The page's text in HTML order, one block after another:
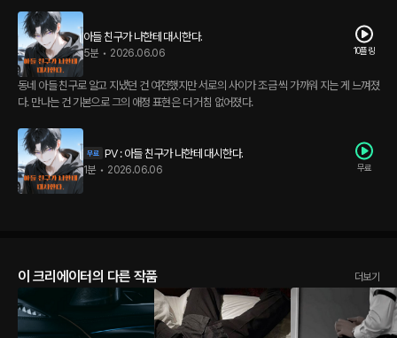
아들 친구가 나한테 대시한다.
5분 • 2026.06.06 10플링
동네 아들 친구로 알고 지냈던 건 여전했지만 서로의 사이가 조금 씩 가까워 지는 게 느껴졌
다. 만나는 건 기본으로 그의 애정 표현은 더 거침 없어졌다.
PV : 아들 친구가 나한테 대시한다.
1분 • 2026.06.06 무료
이 크리에이터의 다른 작품 더보기